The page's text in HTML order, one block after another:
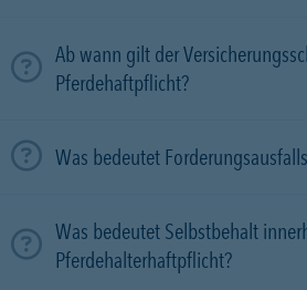
Ab wann gilt der
Pferdehaftpflicht?
Was bedeutet
Was bedeutet Selbstbehalt
Pferdehalterhaftpflicht?